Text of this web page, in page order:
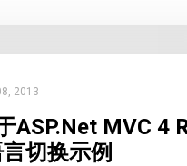
2013
ASP.Net MVC 4
切换示例